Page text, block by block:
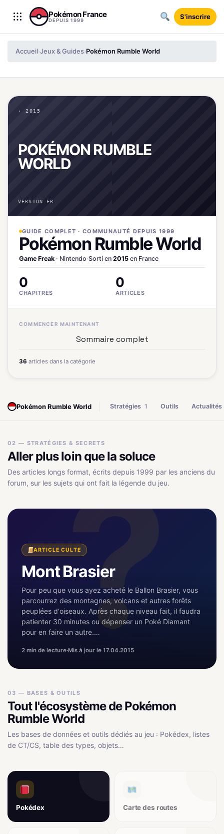
Aller au contenu
Pokémon France
DEPUIS 1999 S'inscrire
Accueil›Jeux & Guides›Pokémon Rumble World
· 2015
POKÉMON RUMBLE
WORLD
VERSION FR
GUIDE COMPLET · COMMUNAUTÉ DEPUIS 1999
Pokémon Rumble World
Game Freak · Nintendo·Sorti en 2015 en France
0
CHAPITRES
0
ARTICLES
COMMENCER MAINTENANT
Sommaire complet
36 articles dans la catégorie
Pokémon Rumble World Stratégies 1 Outils Actualités
02 — STRATÉGIES & SECRETS
Aller plus loin que la soluce
Des articles longs format, écrits depuis 1999 par les anciens du
forum, sur les sujets qui ont fait la légende du jeu.
ARTICLE CULTE
Mont Brasier
Pour peu que vous ayez acheté le Ballon Brasier, vous
parcourrez des montagnes, volcans et autres forêts
peuplées d'oiseaux. Après chaque niveau fait, il faudra
patienter 30 minutes ou dépenser un Poké Diamant
pour en faire un autre.…
2 min de lecture·Mis à jour le 17.04.2015
03 — BASES & OUTILS
Tout l'écosystème de Pokémon
Rumble World
Les bases de données et outils dédiés au jeu : Pokédex, listes
de CT/CS, table des types, objets…
Pokédex Carte des routes